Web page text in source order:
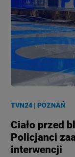
TVN24 |POZNAŃ
Ciało przed
Policjanci
interwencji